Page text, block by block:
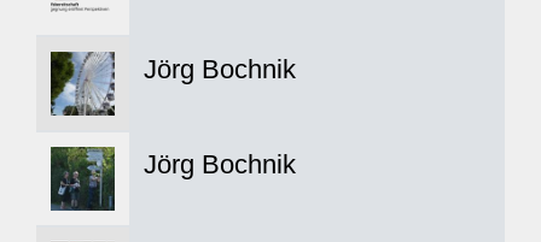
Jörg Bochnik
Jörg Bochnik